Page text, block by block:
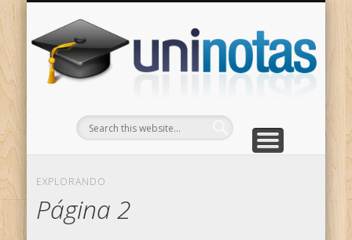
EXPLORANDO
Página 2